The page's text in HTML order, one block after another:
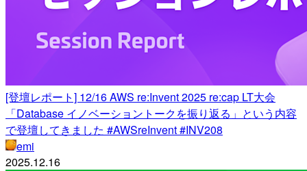
[登壇レポート] 12/16 AWS re:Invent 2025 re:cap LT大会
「Database イノベーショントークを振り返る」という内容
で登壇してきました #AWSreInvent #INV208
emi
2025.12.16